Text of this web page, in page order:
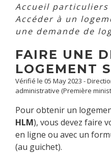
Accueil particuliers
Accéder à un
une demande de
FAIRE UNE
LOGEMENT
Vérifié le 05 May 2023 -
administrative (Première
Pour obtenir un
HLM), vous devez faire
en ligne ou avec un
(au guichet).